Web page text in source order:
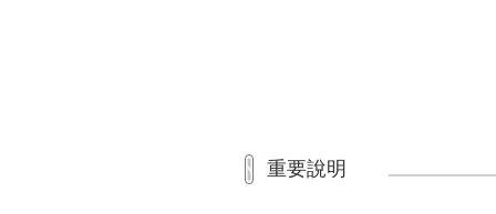
重要說明